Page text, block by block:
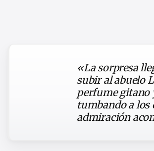
«La sorpresa
subir al abuelo
perfume gitano
tumbando a los
admiración